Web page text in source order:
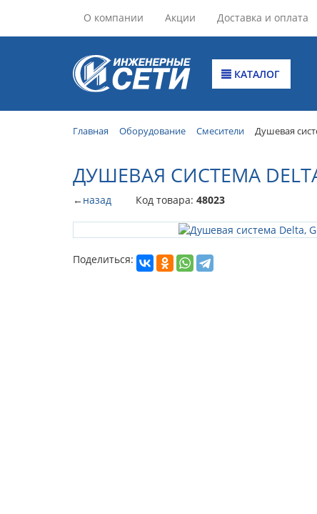
О компании Акции Доставка и оплата
КАТАЛОГ
Главная Оборудование Смесители Душевая
ДУШЕВАЯ СИСТЕМА
←назад Код товара: 48023
Поделиться: